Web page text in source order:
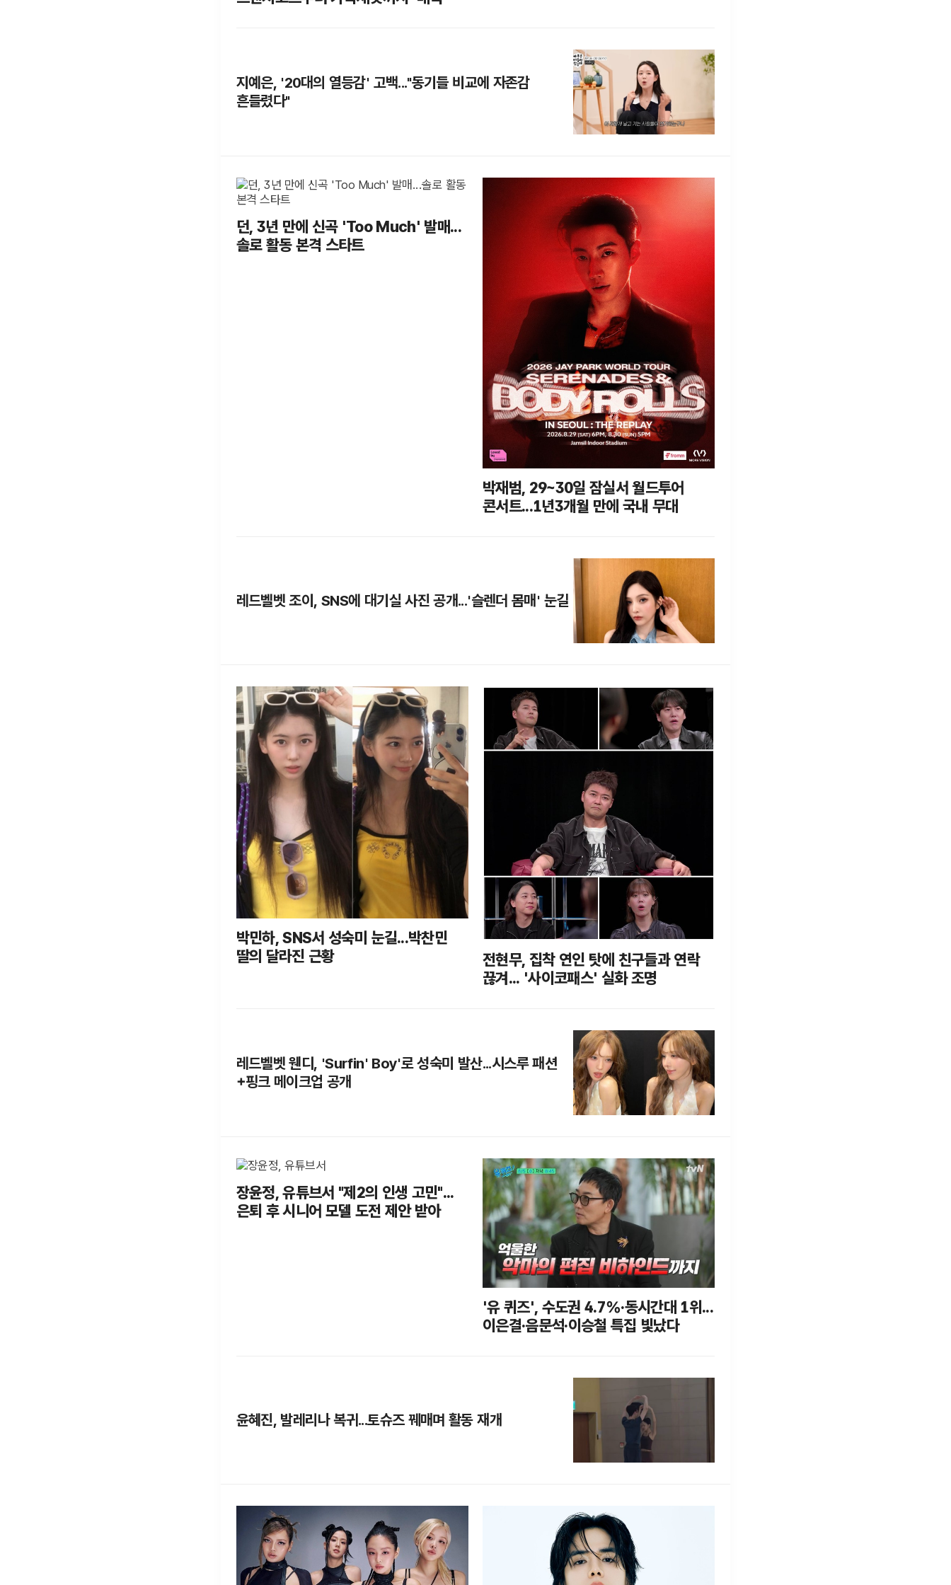
지예은, '20대의 열등감' 고백..."동기들 비교에 자존감
흔들렸다"
던, 3년 만에 신곡 'Too Much' 발매...
솔로 활동 본격 스타트
박재범, 29~30일 잠실서 월드투어
콘서트...1년3개월 만에 국내 무대
레드벨벳 조이, SNS에 대기실 사진 공개...'슬렌더 몸매' 눈길
박민하, SNS서 성숙미 눈길...박찬민
딸의 달라진 근황
전현무, 집착 연인 탓에 친구들과 연락
끊겨... '사이코패스' 실화 조명
레드벨벳 웬디, 'Surfin' Boy'로 성숙미 발산...시스루 패션
+핑크 메이크업 공개
장윤정, 유튜브서 "제2의 인생 고민"...
은퇴 후 시니어 모델 도전 제안 받아
'유 퀴즈', 수도권 4.7%·동시간대 1위...
이은결·음문석·이승철 특집 빛났다
윤혜진, 발레리나 복귀...토슈즈 꿰매며 활동 재개